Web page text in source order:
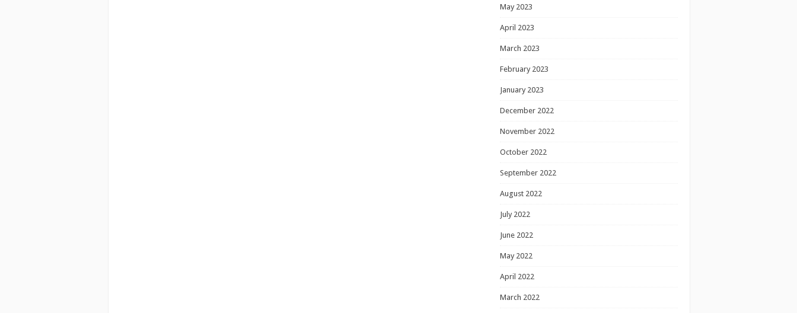
May 2023
April 2023
March 2023
February 2023
January 2023
December 2022
November 2022
October 2022
September 2022
August 2022
July 2022
June 2022
May 2022
April 2022
March 2022